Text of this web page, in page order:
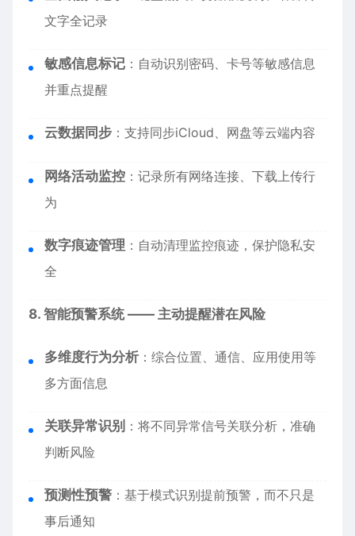
文字全记录
敏感信息标记 ：自动识别密码、卡号等敏感信息
并重点提醒
云数据同步 ：支持同步iCloud、网盘等云端内容
网络活动监控 ：记录所有网络连接、下载上传行
为
数字痕迹管理 ：自动清理监控痕迹，保护隐私安
全
8. 智能预警系统 —— 主动提醒潜在风险
多维度行为分析 ：综合位置、通信、应用使用等
多方面信息
关联异常识别 ：将不同异常信号关联分析，准确
判断风险
预测性预警 ：基于模式识别提前预警，而不只是
事后通知